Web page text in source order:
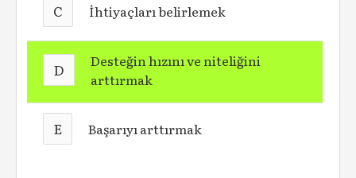
C İhtiyaçları belirlemek
D
Desteğin hızını ve niteliğini
arttırmak
E Başarıyı arttırmak